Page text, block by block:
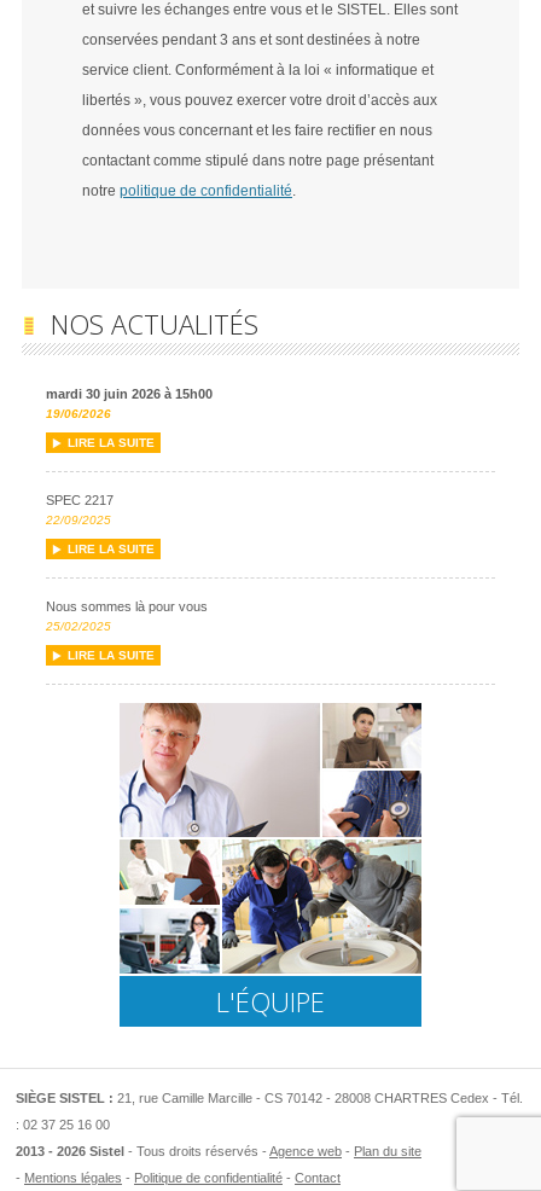
et suivre les échanges entre vous et le SISTEL. Elles sont
conservées pendant 3 ans et sont destinées à notre
service client. Conformément à la loi « informatique et
libertés », vous pouvez exercer votre droit d’accès aux
données vous concernant et les faire rectifier en nous
contactant comme stipulé dans notre page présentant
notre politique de confidentialité.
NOS ACTUALITÉS
mardi 30 juin 2026 à 15h00
19/06/2026
LIRE LA SUITE
SPEC 2217
22/09/2025
LIRE LA SUITE
Nous sommes là pour vous
25/02/2025
LIRE LA SUITE
L'ÉQUIPE
SIÈGE SISTEL : 21, rue Camille Marcille - CS 70142 - 28008 CHARTRES Cedex - Tél.
: 02 37 25 16 00
2013 - 2026 Sistel - Tous droits réservés Agence web
Plan du site
Mentions légales
Politique de confidentialité Contact